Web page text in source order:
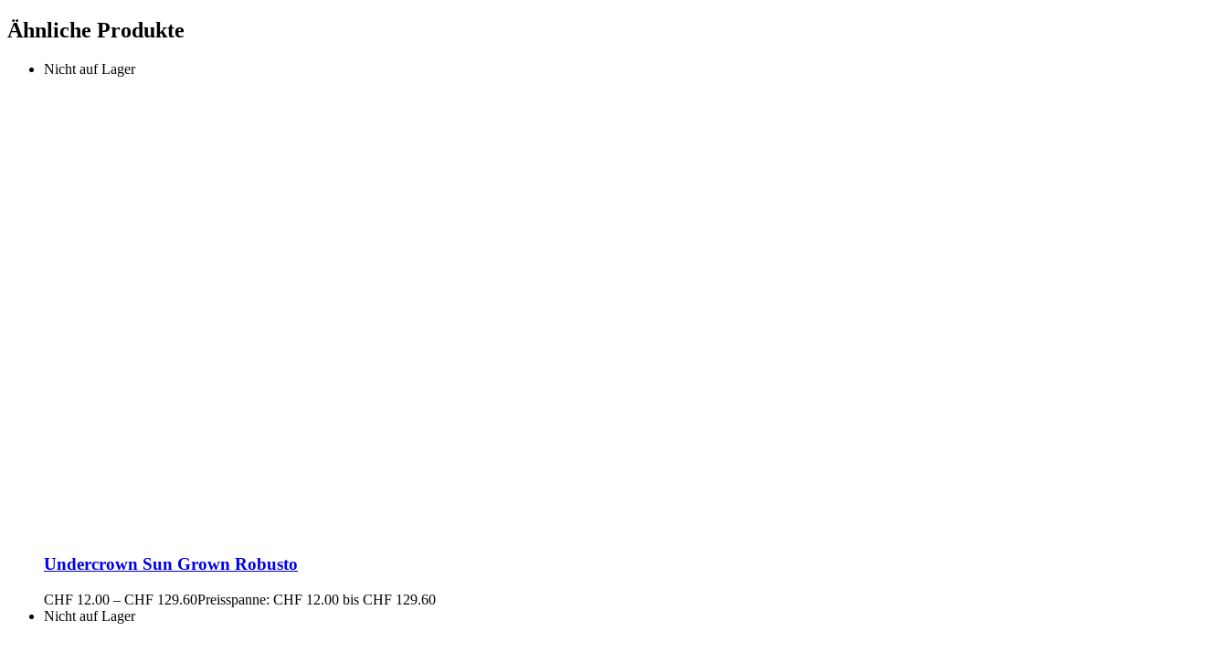
Ähnliche Produkte
Nicht auf Lager
Undercrown Sun Grown Robusto
CHF 12.00 – CHF 129.60Preisspanne: CHF 12.00 bis CHF 129.60
Nicht auf Lager